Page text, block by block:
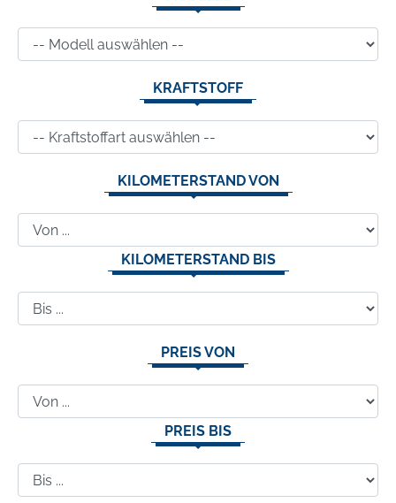
KRAFTSTOFF
KILOMETERSTAND VON
KILOMETERSTAND BIS
PREIS VON
PREIS BIS